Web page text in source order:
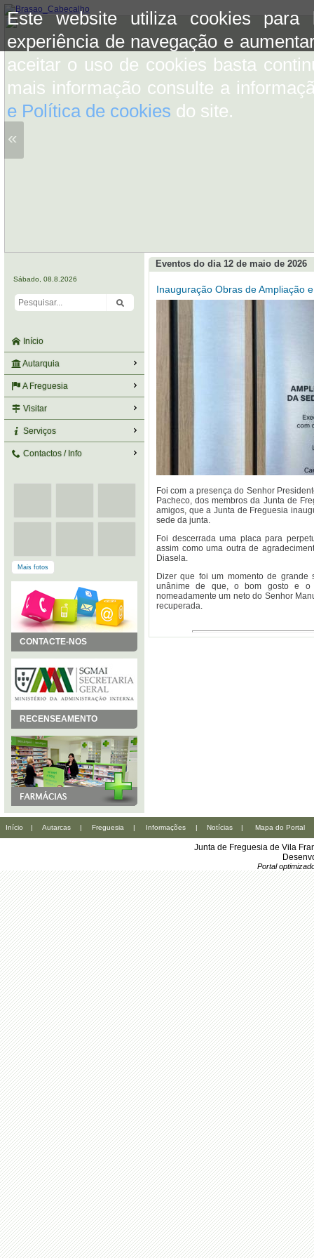
Este website utiliza cookies para
experiência de navegação e
aceitar o uso de cookies basta
mais informação consulte a
e Política de cookies do site.
«
Sábado, 08.8.2026
Início
Autarquia
A Freguesia
Visitar
Serviços
Contactos / Info
Mais fotos
CONTACTE-NOS
RECENSEAMENTO
Eventos do dia 12 de maio de 2026
Inauguração Obras de Ampliação
Foi com a presença do Senhor
Pacheco, dos membros da Junta de
amigos, que a Junta de Freguesia
sede da junta.
Foi descerrada uma placa para
assim como uma outra de
Diasela.
Dizer que foi um momento de
unânime de que, o bom gosto e o
nomeadamente um neto do Senhor
recuperada.
Início | Autarcas | Freguesia | Informações | Notícias | Mapa do Portal
Junta de Freguesia de Vila
Portal